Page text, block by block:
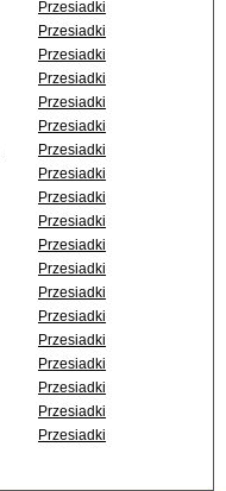
Przesiadki
Przesiadki
Przesiadki
Przesiadki
Przesiadki
Przesiadki
Przesiadki
Przesiadki
Przesiadki
Przesiadki
Przesiadki
Przesiadki
Przesiadki
Przesiadki
Przesiadki
Przesiadki
Przesiadki
Przesiadki
Przesiadki